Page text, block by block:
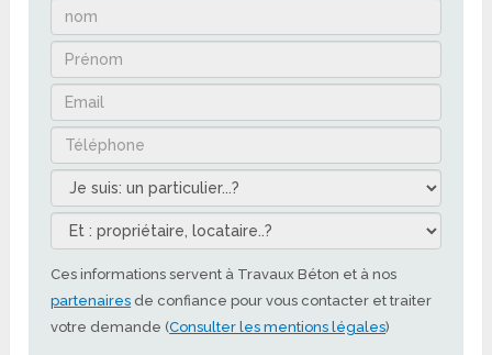
Ces informations servent à Travaux Béton et à nos
partenaires de confiance pour vous contacter et traiter
votre demande (Consulter les mentions légales)